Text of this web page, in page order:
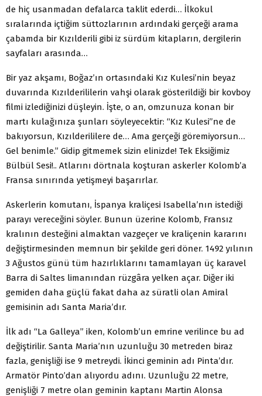
de hiç usanmadan defalarca taklit ederdi… İlkokul
sıralarında içtiğim süttozlarının ardındaki gerçeği arama
çabamda bir Kızılderili gibi iz sürdüm kitapların, dergilerin
sayfaları arasında…
Bir yaz akşamı, Boğaz’ın ortasındaki Kız Kulesi’nin beyaz
duvarında Kızılderililerin vahşi olarak gösterildiği bir kovboy
filmi izlediğinizi düşleyin. İşte, o an, omzunuza konan bir
martı kulağınıza şunları söyleyecektir: “Kız Kulesi”ne de
bakıyorsun, Kızılderililere de… Ama gerçeği göremiyorsun…
Gel benimle.” Gidip gitmemek sizin elinizde! Tek Eksiğimiz
Bülbül Sesi!.. Atlarını dörtnala koşturan askerler Kolomb’a
Fransa sınırında yetişmeyi başarırlar.
Askerlerin komutanı, İspanya kraliçesi Isabella’nın istediği
parayı vereceğini söyler. Bunun üzerine Kolomb, Fransız
kralının desteğini almaktan vazgeçer ve kraliçenin kararını
değiştirmesinden memnun bir şekilde geri döner. 1492 yılının
3 Ağustos günü tüm hazırlıklarını tamamlayan üç karavel
Barra di Saltes limanından rüzgâra yelken açar. Diğer iki
gemiden daha güçlü fakat daha az süratli olan Amiral
gemisinin adı Santa Maria’dır.
İlk adı “La Galleya” iken, Kolomb’un emrine verilince bu ad
değiştirilir. Santa Maria’nın uzunluğu 30 metreden biraz
fazla, genişliği ise 9 metreydi. İkinci geminin adı Pinta’dır.
Armatör Pinto’dan alıyordu adını. Uzunluğu 22 metre,
genişliği 7 metre olan geminin kaptanı Martin Alonsa